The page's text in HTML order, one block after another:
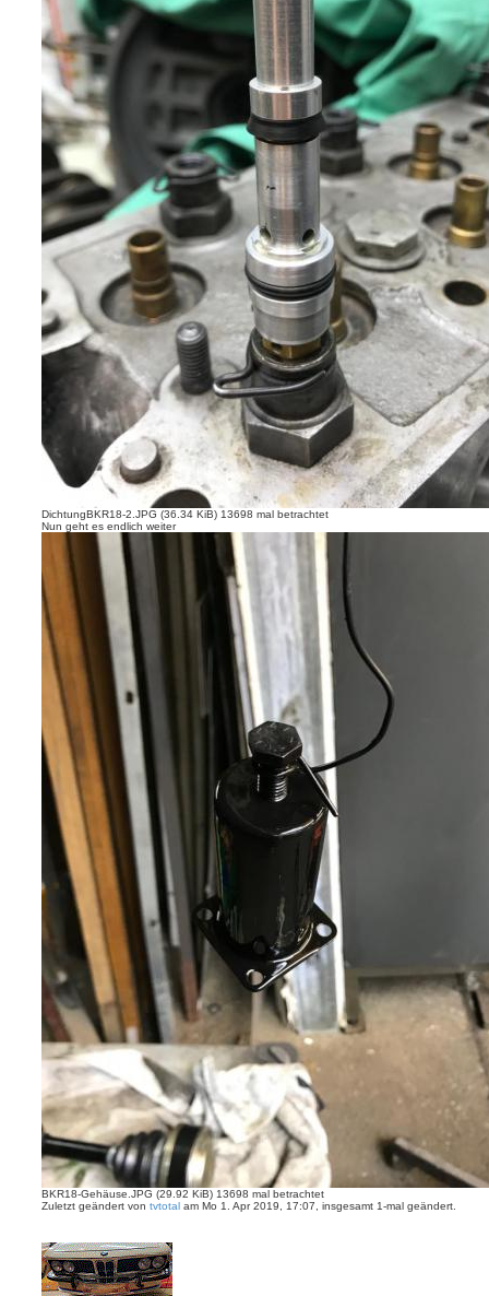
DichtungBKR18-2.JPG (36.34 KiB) 13698 mal betrachtet
Nun geht es endlich weiter
BKR18-Gehäuse.JPG (29.92 KiB) 13698 mal betrachtet
Zuletzt geändert von tvtotal am Mo 1. Apr 2019, 17:07, insgesamt 1-mal geändert.